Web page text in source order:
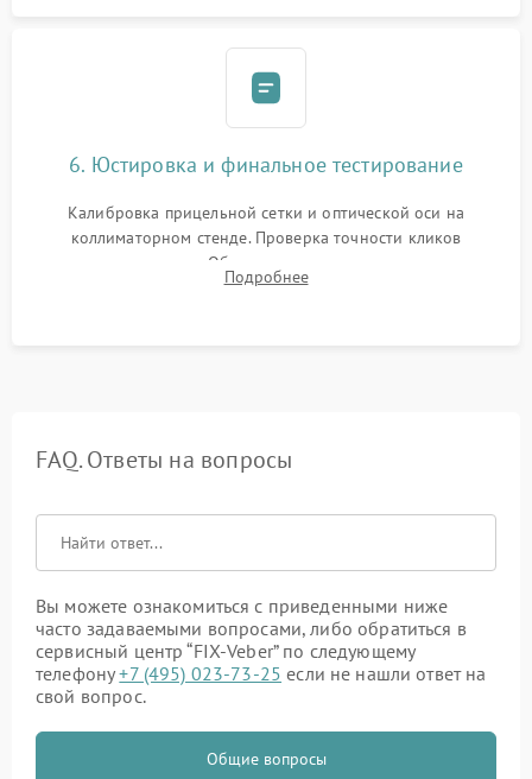
6. Юстировка и финальное тестирование
Калибровка прицельной сетки и оптической оси на
коллиматорном стенде. Проверка точности кликов
механизма поправок. Обязательное испытание прицела на
ударном стенде для проверки устойчивости к отдаче и
Подробнее
FAQ. Ответы на вопросы
Вы можете ознакомиться с приведенными ниже
часто задаваемыми вопросами, либо обратиться в
сервисный центр “FIX-Veber” по следующему
телефону+7 (495) 023-73-25 если не нашли ответ на
свой вопрос.
Общие вопросы